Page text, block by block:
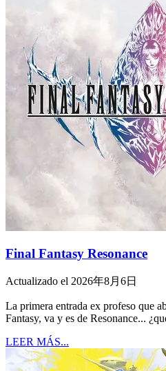
Final Fantasy Resonance
Actualizado el 2026年8月6日
La primera entrada ex profeso que
Fantasy, va y es de Resonance...
LEER MÁS...